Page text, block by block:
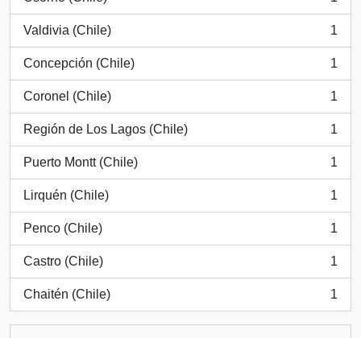
, 1 resultados
Valdivia (Chile)
, 1 resultados
1
Concepción (Chile)
, 1 resultados
1
Coronel (Chile)
, 1 resultados
1
Región de Los Lagos (Chile)
, 1 resultados
1
Puerto Montt (Chile)
, 1 resultados
1
Lirquén (Chile)
, 1 resultados
1
Penco (Chile)
, 1 resultados
1
Castro (Chile)
, 1 resultados
1
Chaitén (Chile)
, 1 resultados
1